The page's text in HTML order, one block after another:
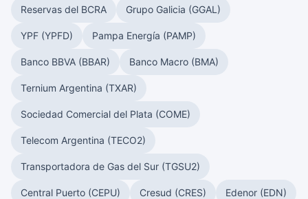
Reservas del BCRA Grupo Galicia (GGAL)
YPF (YPFD) Pampa Energía (PAMP)
Banco BBVA (BBAR) Banco Macro (BMA)
Ternium Argentina (TXAR)
Sociedad Comercial del Plata (COME)
Telecom Argentina (TECO2)
Transportadora de Gas del Sur (TGSU2)
Central Puerto (CEPU) Cresud (CRES) Edenor (EDN)